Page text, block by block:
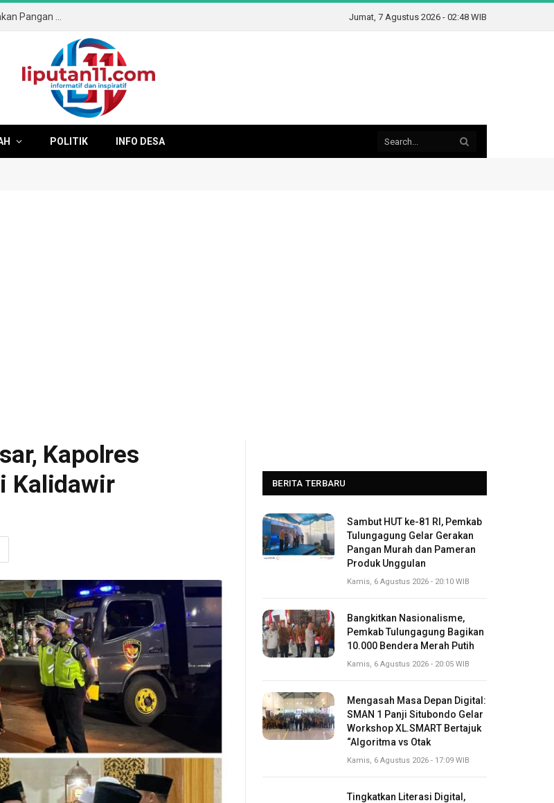
Jumat, 7 Agustus 2026 - 02:48 WIB
POLITIK INFO DESA
Kapolres
Kalidawir
BERITA TERBARU
Sambut HUT ke-81 RI, Pemkab
Tulungagung Gelar Gerakan
Pangan Murah dan Pameran
Produk Unggulan
Kamis, 6 Agustus 2026 - 20:10 WIB
Bangkitkan Nasionalisme,
Pemkab Tulungagung Bagikan
10.000 Bendera Merah Putih
Kamis, 6 Agustus 2026 - 20:05 WIB
Mengasah Masa Depan Digital:
SMAN 1 Panji Situbondo Gelar
Workshop XL.SMART Bertajuk
“Algoritma vs Otak
Kamis, 6 Agustus 2026 - 17:09 WIB
Tingkatkan Literasi Digital,